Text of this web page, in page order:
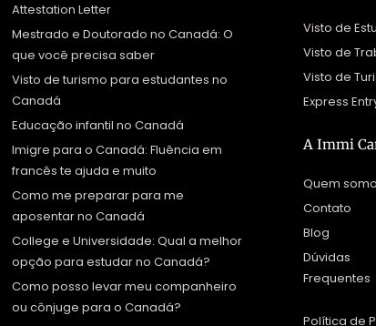
Attestation Letter
Mestrado e Doutorado no Canadá: O
que você precisa saber
Visto de turismo para estudantes no
Canadá
Educação infantil no Canadá
Imigre para o Canadá: Fluência em
francês te ajuda e muito
Como me preparar para me
aposentar no Canadá
College e Universidade: Qual a melhor
opção para estudar no Canadá?
Como posso levar meu companheiro
ou cônjuge para o Canadá?
Visto de
Visto de
Visto de
Express
A Immi
Quem
Contato
Blog
Dúvidas
Frequentes
Política de